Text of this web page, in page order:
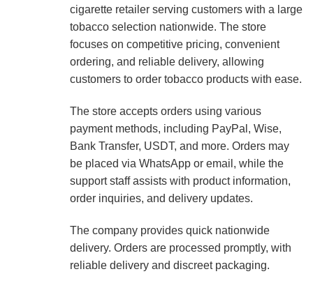
cigarette retailer serving customers with a large
tobacco selection nationwide. The store
focuses on competitive pricing, convenient
ordering, and reliable delivery, allowing
customers to order tobacco products with ease.
The store accepts orders using various
payment methods, including PayPal, Wise,
Bank Transfer, USDT, and more. Orders may
be placed via WhatsApp or email, while the
support staff assists with product information,
order inquiries, and delivery updates.
The company provides quick nationwide
delivery. Orders are processed promptly, with
reliable delivery and discreet packaging.